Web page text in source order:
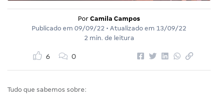
Por Camila Campos
Publicado em 09/09/22 • Atualizado em 13/09/22
2 min. de leitura
6 0
Tudo que sabemos sobre: